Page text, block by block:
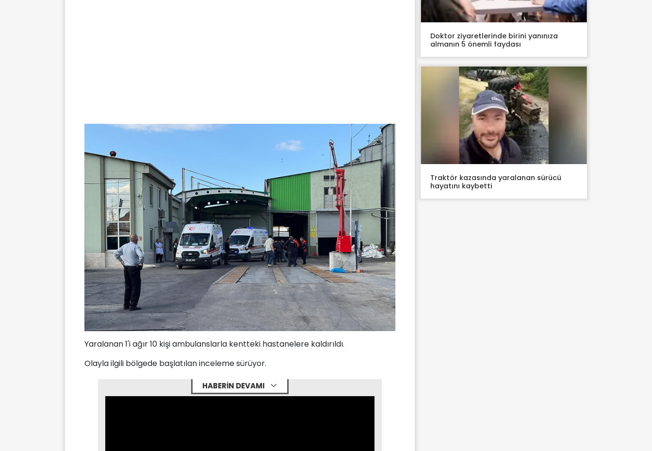
Yaralanan 1'i ağır 10 kişi ambulanslarla kentteki hastanelere kaldırıldı.
Olayla ilgili bölgede başlatılan inceleme sürüyor.
HABERİN DEVAMI
Doktor ziyaretlerinde birini yanınıza
almanın 5 önemli faydası
Traktör kazasında yaralanan sürücü
hayatını kaybetti